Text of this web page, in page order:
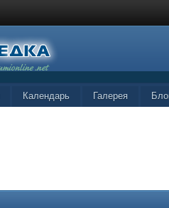
Календарь Галерея